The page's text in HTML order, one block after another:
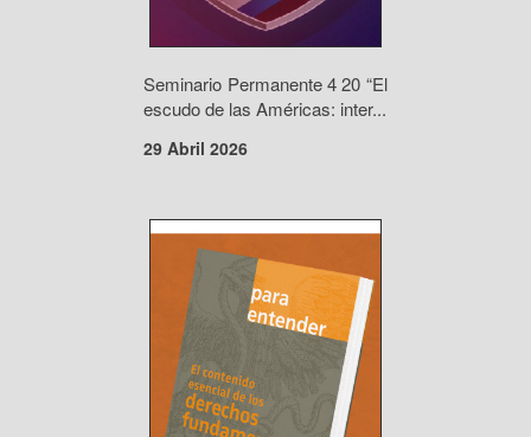
Seminario Permanente 4 20 “El
escudo de las Américas: inter...
29 Abril 2026